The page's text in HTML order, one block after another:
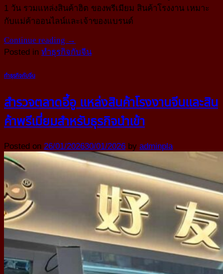
1 วัน รวมแหล่งสินค้าฮิต ของพรีเมียม สินค้าโรงงาน เหมาะ
กับแม่ค้าออนไลน์และเจ้าของแบรนด์
Continue reading →
Posted in ทำธุรกิจกับจีน
ทำธุรกิจกับจีน
สำรวจตลาดอี้อู แหล่งสินค้าโรงงานจีนและสิน
ค้าพรีเมี่ยมสำหรับธุรกิจนำเข้า
Posted on 26/01/202630/01/2026 by adminpla